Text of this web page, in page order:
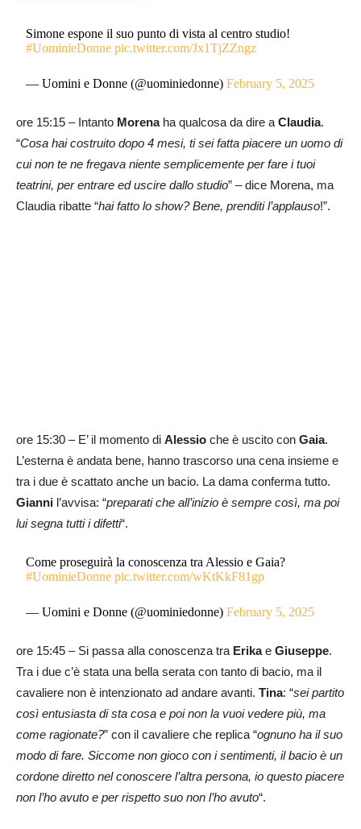
Simone espone il suo punto di vista al centro studio!
#UominieDonne pic.twitter.com/Jx1TjZZngz
— Uomini e Donne (@uominiedonne)February 5, 2025
ore 15:15 – Intanto Morenaha qualcosa da dire a Claudia.
“Cosa hai costruito dopo 4 mesi, ti sei fatta piacere un uomo di
cui non te ne fregava niente semplicemente per fare i tuoi
teatrini, per entrare ed uscire dallo studio” – dice Morena, ma
Claudia ribatte “hai fatto lo show? Bene, prenditi l’applauso!”.
ore 15:30 – E’ il momento di Alessio che è uscito con Gaia.
L’esterna è andata bene, hanno trascorso una cena insieme e
tra i due è scattato anche un bacio. La dama conferma tutto.
Gianni l’avvisa: “preparati che all’inizio è sempre così, ma poi
lui segna tutti i difetti“.
Come proseguirà la conoscenza tra Alessio e Gaia?
#UominieDonne pic.twitter.com/wKtKkF81gp
— Uomini e Donne (@uominiedonne)February 5, 2025
ore 15:45 – Si passa alla conoscenza tra Erikae Giuseppe.
Tra i due c’è stata una bella serata con tanto di bacio, ma il
cavaliere non è intenzionato ad andare avanti. Tina: “sei partito
così entusiasta di sta cosa e poi non la vuoi vedere più, ma
come ragionate?” con il cavaliere che replica “ognuno ha il suo
modo di fare. Siccome non gioco con i sentimenti, il bacio è un
cordone diretto nel conoscere l’altra persona, io questo piacere
non l’ho avuto e per rispetto suo non l’ho avuto“.